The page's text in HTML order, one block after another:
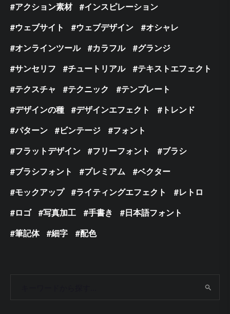
アクション素材
インスピレーション
ウェブサイト
ウェブデザイン
オシャレ
オンラインツール
カラフル
グランジ
サンセリフ
チュートリアル
テキストエフェクト
テクスチャ
テクニック
テンプレート
デザインの種
デザインエフェクト
トレンド
パターン
ビンテージ
フォント
フラットデザイン
フリーフォント
ブラシ
ブラシフォント
プレミアム
ベクター
モックアップ
ライティングエフェクト
レトロ
ロゴ
写真加工 手書き
日本語フォント
筆記体
細字 配色